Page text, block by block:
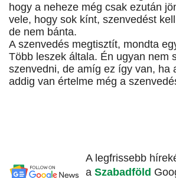
hogy a neheze még csak ezután
vele, hogy sok kínt, szenvedést
de nem bánta.
A szenvedés megtisztít, mondta
Több leszek általa. Én ugyan nem
szenvedni, de amíg ez így van, ha
addig van értelme még a
A legfrissebb
a Szabadföld